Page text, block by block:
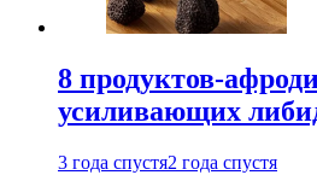
8 продуктов-
усиливающих
3 года спустя2 года спустя